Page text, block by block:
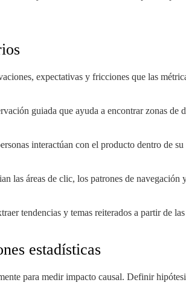
expectativas y fricciones que las
guiada que ayuda a encontrar zonas de
interactúan con el producto dentro de
las áreas de clic, los patrones de navegación
tendencias y temas reiterados a partir de
estadísticas
para medir impacto causal. Definir